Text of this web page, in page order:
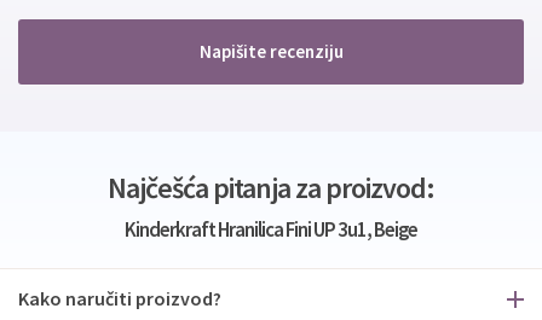
Napišite recenziju
Najčešća pitanja za proizvod:
Kinderkraft Hranilica Fini UP 3u1, Beige
Kako naručiti proizvod?